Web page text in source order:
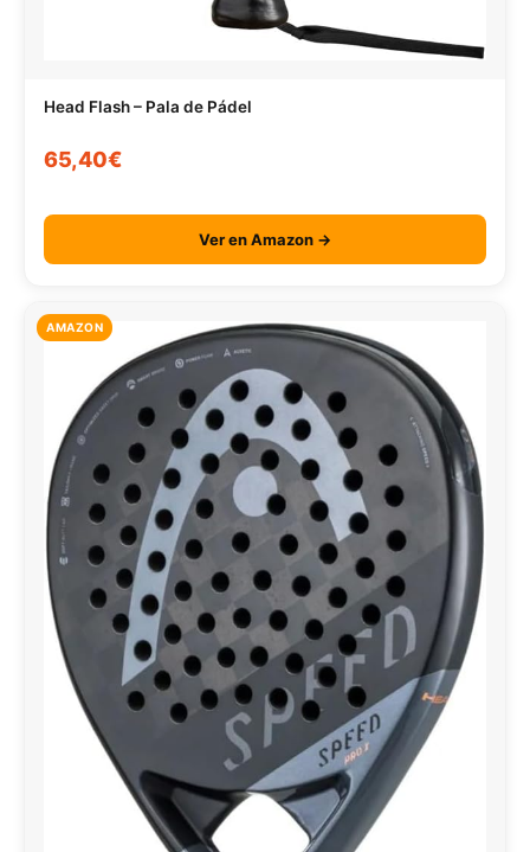
Head Flash – Pala de Pádel
65,40€
Ver en Amazon →
AMAZON